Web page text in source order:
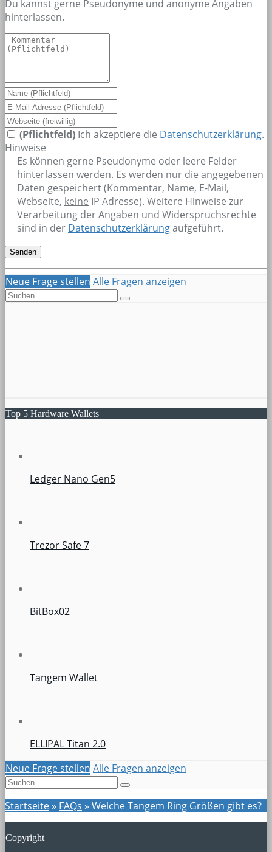
Du kannst gerne Pseudonyme und anonyme Angaben
hinterlassen.
(Pflichtfeld) Ich akzeptiere die Datenschutzerklärung.
Hinweise
Es können gerne Pseudonyme oder leere Felder
hinterlassen werden. Es werden nur die angegebenen
Daten gespeichert (Kommentar, Name, E-Mail,
Webseite, keine IP Adresse). Weitere Hinweise zur
Verarbeitung der Angaben und Widerspruchsrechte
sind in der Datenschutzerklärungaufgeführt.
Neue Frage stellen Alle Fragen anzeigen
Top 5 Hardware Wallets
Ledger Nano Gen5
Trezor Safe 7
BitBox02
Tangem Wallet
ELLIPAL Titan 2.0
Neue Frage stellen Alle Fragen anzeigen
Startseite» FAQs » Welche Tangem Ring Größen gibt es?
Copyright